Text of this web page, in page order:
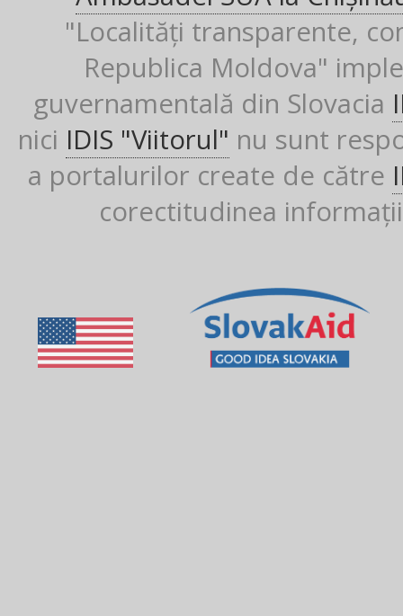
"Localități transparente,
Republica Moldova"
guvernamentală din Slovacia
nici IDIS "Viitorul" nu sunt
a portalurilor create de către
corectitudinea